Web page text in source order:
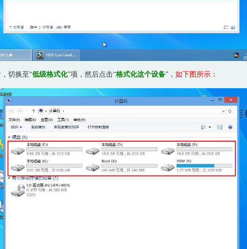
切换至“低级格式化”项，然后点击“格式化这个设备”， 如下图所示：